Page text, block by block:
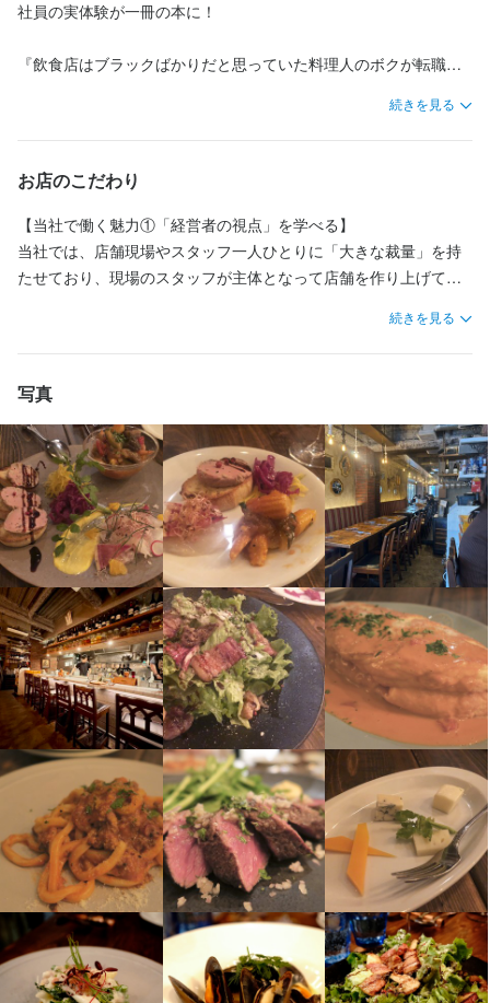
しょう。
私たちが目指すのは、クリエイティブな料理や空間、サービスを
このエリアに集まるさまざまなお客様が放つエネルギーを集め
て、新たなパワースポットを作り出していきたいと考えていま
あなたの無限の可能性を信じて、共に成長していきましょう！
・0.1％の貢献
「0.1％」は小さな金額ですが、その小さな寄付が多くの人々を助
この輪が広がれば、大きな力となり、明るい未来をつくる原動力
になるでしょう。
「お客様の満足度を向上させれば、売上が上がる」
「売上が上がれば、社員の給与が増える」
「社員の給与が上がれば、寄付金も増える」
「思いを行動に移し、ゼロをイチにする」
この方向性の一致が大きな流れを生むと信じており、
LIVE CREATEは「一生をかけてつながる持続可能な活動」に取り
組んでいます。
『ビストロチック麻布十番』とは？
・雑誌「東京カレンダー」において「麻布の名店5軒」に選出
・カジュアルながら本格的なフレンチを楽しめる隠れ家ビストロ
・ワインにもこだわり、南アフリカ産を中心に多様なセレクショ
ンを用意
・店内は「アンティーク」と「モダン」が融合した落ち着いた雰
囲気
メニューへのこだわり
季節のメニューはスタッフ全員で意見を出し合って考案していま
す。
あなたの「アイデア」を活かすチャンスが広がっています！
社員の実体験が一冊の本に！
『飲食店はブラックばかりだと思っていた料理人のボクが転職し
前の職場では、厳しい労働環境の中、自分自身で何とかしなけれ
ばならないと感じ、周囲に頼ることができずにいました。
「ここまで頑張ったのだから、もう少しやってみよう」と思い続
けていましたが、最終的には体調を崩し、6年間勤めた職場を辞め
る決意をしました。
・ 年収が100万円アップした
・仕事に対する情熱を再び持てるようになった
・ 独立に向けた計画を立てられるようになった
心に余裕ができ、新たな気持ちで働き始めています。
当社では、一人ひとりが『とにかく楽しく・仲間と共に・すべて
は自分に返ってくる』という企業理念を大切にしています。
ぜひ、私たちのお店の雰囲気を直接体感しに来てください。
お互いを支え合う活気ある姿をお見せします！
続きを見る
お店のこだわり
【当社で働く魅力①「経営者の視点」を学べる】
当社では、店舗現場やスタッフ一人ひとりに「大きな裁量」を持
たせており、現場のスタッフが主体となって店舗を作り上げてい
そのため、スタッフは経営者に近い感覚を身につけ、店舗を「ク
リエイト」するための自由なアイデアを次々と生み出していま
す。
このような環境の中で、スタッフは成長を遂げ、2024年には創業
から13年で6名の経営者を輩出しました。
自分の理想を具現化した店舗を運営し、多くのお客様を幸せにす
ることで、人生の充実感を感じてもらいたいと考えています。
私たちは、こうした経営者を100名育成することを目指していま
す。
・ メニュー開発や構成
・  仕入れ先の新規開拓や交渉
・  経営数値の管理
・ 接客のノウハウ
・ Webコンテンツの編集
・ 採用スキル
・当社で働く魅力②「自由な発想を表現できる環境」
スタッフが「楽しく人生を生きる」ことを真剣に考えています。
「楽しくない仕事は存在しない」
「無意味な仕事は絶対にしない」という考え方を大切にしていま
す。
この想いは、日々の業務を通じて感じてもらえるよう努めていま
す。
・ あなたが考えた料理やリンクを、年に4回メニューに採用する
続きを見る
写真
◆英会話教育手当（月額2,000円）
◆飲食関連書籍手当（月額2,000円）
◆繁盛店視察代支給（月額5,000円）※店長、料理長のみ
◆休日出勤手当
日、店長・料理長14,000円/日の特別手当を支給します
【その他待遇】
◆自社全店舗（9店舗）でのプライベート飲食代割引制度（飲食代
30％OFF）※友人、家族、恋人などと是非！
特徴
履歴書不要 独立希望者歓迎 シニア・ミドル活躍中 駅チカ(徒歩5分以内)
仕事内容
接客を中心としたホール業務全般をお任せします。
お客様のご案内からオーダーの受付、テーブルの準備、レジ対応
まで、ホール業務を幅広く担当していただきます。
また、これまでのご経験やスキルに応じて
・店舗運営の補佐
・スタッフの指導や育成
といった業務も順次お任せしていきます。
やる気があれば、業務の幅をどんどん広げていける職場です。先
輩スタッフがしっかりフォローするので、未経験でも安心して挑
戦できます。
分からないことがあれば、遠慮なく質問してください。一人ひと
りの成長を大切にしている職場なので、あなたの「やってみた
い」を応援します。まずはできることから、少しずつ始めていき
ましょう。
また、お客様が多く来ていただけるお店ならではの
糧になるスキルを身に付けることができる環境に恵まれていま
向上心があり、将来は独立を目指しているなど、
す。
やればやった分だけ返ってくる環境を用意してお待ちしていま
◆◇麻布十番で大人気のカジュアルフレンチ◆
イタリアンやビストロ業態での経験者は活躍できるフィールド多
数！
即戦力の方は経験を活かしてお店をリードしてください。
経験の浅い方、未経験者にもチャンスは眠っています。
何ごともやる気を持って、日々前向きに挑戦する心を忘れずに☆
本気で行った努力はあなたを何段階も成長させます。
独立や会社の中心核を目標に、スキルアップを目指しましょう！
■シンプルでオシャレなビストロ■
麻布十番駅から歩いて2分の好立地！
東京カレンダーで"麻布の名店5軒"に選ばれたお店は
常にお客様が足を運んでくださります。
店内の雰囲気はアンティーク調のインテリアの数々に
白タイルのカウンターなどモダンのエッセンスを加えた
「遊び心」と「落ち着き」が共存した空間です。
メニューはカジュアルフレンチをメインとした料理の数々！
ドリンクに合う料理を気軽に、そしてリーズナブルに楽しむこと
ができます。
3ヶ月に一度のメニュー変更も有り、季節のメニューをみんなで意
◆英会話教育手当（月額2,000円）
◆飲食関連書籍手当（月額2,000円）
◆繁盛店視察代支給（月額5,000円）※店長、料理長のみ
◆休日出勤手当
日、店長・料理長14,000円/日の特別手当を支給します
【その他待遇】
◆自社全店舗（9店舗）でのプライベート飲食代割引制度（飲食代
30％OFF）※友人、家族、恋人などと是非！
特徴
履歴書不要 独立希望者歓迎 シニア・ミドル活躍中 駅チカ(徒歩5分以内)
仕事内容
【業務内容】
キッチンでの調理だけでなく、店舗運営に関わるさまざまな業務
にも携わっていただきます。
具体的には、以下のような仕事をお任せします。
・新メニューの企画や試作
・後輩スタッフの指導・育成
・食材の発注や原価・コストの管理
・衛生面のチェックや店舗内の衛生管理体制の整備
意欲があれば、業務の幅はどんどん広がっていきます。
成長したい気持ちを全力で応援する職場なので、実践を通して着
実にスキルを磨いていけます。
まずは、これまでのご経験や現在のスキルに応じて、できること
から始めましょう。
困ったときは、経験豊富なスタッフがしっかりサポートしますの
で、安心して飛び込んできてください。
オープンな数字開示もあり、経営能力も身に付きます。
強い気持ちを持って仕事に取り組める方。必ず当社で活躍できま
やればやった分だけ返ってくる環境を用意してお待ちしていま
す。
【こんな方大歓迎！】
■本格的な料理、食材の知識を学びたい方
■頑張った分きちんと評価されたい方
イタリアンやビストロ業態での経験者は活躍できるフィールド多
数！
即戦力の方は経験を活かしてお店をリードしてください。
経験の浅い方、未経験者にもチャンスは眠っています。
何ごともやる気を持って、日々前向きに挑戦する心を忘れずに☆
本気で行った努力はあなたを何段階も成長させます。
独立や会社の中心核を目標に、スキルアップを目指しましょう！
■シンプルでオシャレなビストロ■
麻布十番駅から歩いて2分の好立地！
東京カレンダーで"麻布の名店5軒"に選ばれたお店は
常にお客様が足を運んでくださります。
店内の雰囲気はアンティーク調のインテリアの数々に
白タイルのカウンターなどモダンのエッセンスを加えた
「遊び心」と「落ち着き」が共存した空間です。
メニューはカジュアルフレンチをメインとした料理の数々！
ドリンクに合う料理を気軽に、そしてリーズナブルに楽しむこと
ができます。
3ヶ月に一度のメニュー変更も有り、季節のメニューをみんなで意
◆英会話教育手当（月額2,000円）
◆飲食関連書籍手当（月額2,000円）
◆繁盛店視察代支給（月額5,000円）※店長、料理長のみ
◆休日出勤手当
日、店長・料理長14,000円/日の特別手当を支給します
【その他待遇】
◆自社全店舗（9店舗）でのプライベート飲食代割引制度（飲食代
30％OFF）※友人、家族、恋人などと是非！
特徴
履歴書不要 未経験者歓迎 独立希望者歓迎 新卒歓迎
シニア・ミドル活躍中
駅チカ(徒歩5分以内)
仕事内容
【お任せする仕事内容】
キッチンでの業務全般をお願いします。
仕込みや調理、盛り付け、後片付けなど、まずは基本的な作業か
らスタートしましょう。
経験や習熟度に応じて、
・新メニューの開発
・売上やコスト管理といった経営面の数値管理
・店舗内の衛生体制の整備と維持
など、段階的に業務の幅を広げていける環境を整えています。
学べることが多く、意欲次第でどんどんスキルアップできます。
頼れる先輩スタッフと一緒に、楽しく成長していける職場です。
最初はご自身のペースに合わせてスタートすれば大丈夫です。
疑問や不安があれば、いつでも気軽にご相談ください。
◆英会話教育手当（月額2,000円）
◆飲食関連書籍手当（月額2,000円）
◆繁盛店視察代支給（月額5,000円）※店長、料理長のみ
◆休日出勤手当
日、店長・料理長14,000円/日の特別手当を支給します
【その他待遇】
◆自社全店舗（9店舗）でのプライベート飲食代割引制度（飲食代
30％OFF）※友人、家族、恋人などと是非！
資格取得支援あり
特徴
履歴書不要 独立希望者歓迎 シニア・ミドル活躍中 駅チカ(徒歩5分以内)
仕事内容
ホールスタッフとして、接客業務を中心に幅広くご活躍いただき
ます。
お客様のご案内やオーダー対応、テーブルのセッティング、お会
計など、ホール内全体を担当していただきます。
また、意欲やスキルに応じて、
・新メニューの企画
・店舗の数値管理
・衛生管理の推進
など、より専門的な業務にもチャレンジ可能です。
「もっと成長したい」「多くを学びたい」という方にぴったりの
環境です。経験豊富な先輩がそばにいるので、分からないことが
あっても安心して取り組めます。
まずはあなたの経験やスキルに合わせてスタートしましょう。
不安なことや気になる点があれば、いつでも気軽にご相談くださ
◆英会話教育手当（月額2,000円）
◆飲食関連書籍手当（月額2,000円）
◆繁盛店視察代支給（月額5,000円）※店長、料理長のみ
◆休日出勤手当
日、店長・料理長14,000円/日の特別手当を支給します
【その他待遇】
◆自社全店舗（9店舗）でのプライベート飲食代割引制度（飲食代
30％OFF）※友人、家族、恋人などと是非！
特徴
履歴書不要 未経験者歓迎 独立希望者歓迎 新卒歓迎
シニア・ミドル活躍中
駅チカ(徒歩5分以内)
仕事内容
【仕事内容】
キッチン業務全般をお任せします。
主な業務内容は、仕込みや調理、盛り付け、清掃など、料理に関
する基本的な作業です。
【ステップアップできる環境】
経験やスキルに応じて、次のような業務にもチャレンジできま
・オリジナルメニューの企画・開発
・売上や原価などの数値管理
・店舗内の衛生チェックや管理業務
やる気があれば、さまざまなことに挑戦できる職場です。
経験豊富な先輩たちと一緒に働きながら、楽しく実力を伸ばして
いけます。